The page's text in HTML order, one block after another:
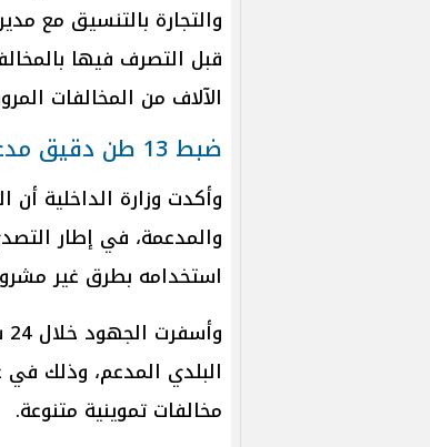
والتجارة بالتنسيق مع
قبل التصرف فيها
الآلاف من المخالفات
ضبط 13 طن دقيق مدعم في حملات التموين
وأكدت وزارة الداخلية أن
والمدعمة، في إطار
استخدامه بطرق غير
البلدي المدعم، وذلك في
مخالفات تموينية متنوعة.